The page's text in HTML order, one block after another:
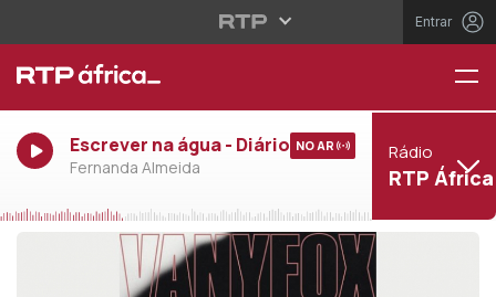
Entrar
Escrever na água - Diário
Fernanda Almeida
NO AR Rádio
RTP África